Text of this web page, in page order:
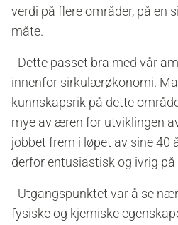
verdi på flere områder, på en
måte.
- Dette passet bra med vår
innenfor sirkulærøkonomi.
kunnskapsrik på dette
mye av æren for utviklingen
jobbet frem i løpet av sine 40
derfor entusiastisk og ivrig
- Utgangspunktet var å se
fysiske og kjemiske